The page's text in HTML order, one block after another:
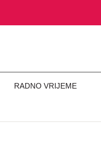
RADNO VRIJEME